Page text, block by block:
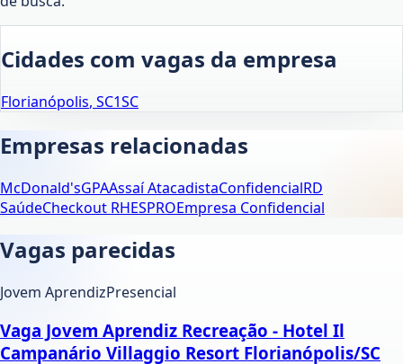
Cidades com vagas da empresa
Florianópolis, SC1SC
Empresas relacionadas
McDonald'sGPAAssaí AtacadistaConfidencialRD
SaúdeCheckout RHESPROEmpresa Confidencial
Vagas parecidas
Jovem AprendizPresencial
Vaga Jovem Aprendiz Recreação - Hotel Il
Campanário Villaggio Resort Florianópolis/SC